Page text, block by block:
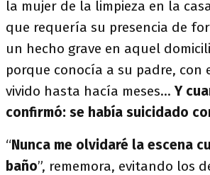
la mujer de la limpieza en la
que requería su presencia de
un hecho grave en aquel
porque conocía a su padre, con
vivido hasta hacía meses… Y
confirmó: se había suicidado
“Nunca me olvidaré la escena
baño”, rememora, evitando los